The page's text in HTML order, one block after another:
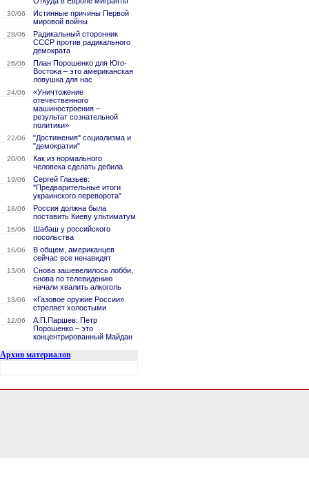
30/06
Истинные причины Первой
мировой войны
28/06
Радикальный сторонник
СССР против радикального
демократа
26/06
План Порошенко для Юго-
Востока – это американская
ловушка для нас
24/06
«Уничтожение
отечественного
машиностроения –
результат сознательной
политики»
22/06
"Достижения" социализма и
"демократии"
20/06
Как из нормального
человека сделать дебила
19/06
Сергей Глазьев:
"Предварительные итоги
украинского переворота"
18/06
Россия должна была
поставить Киеву ультиматум
16/06
Шабаш у российского
посольства
16/06
В общем, американцев
сейчас все ненавидят
13/06
Снова зашевелилось лобби,
снова по телевидению
начали хвалить алкоголь
13/06
«Газовое оружие России»
стреляет холостыми
12/06
А.П.Паршев: Петр
Порошенко – это
концентрированный Майдан
Архив материалов